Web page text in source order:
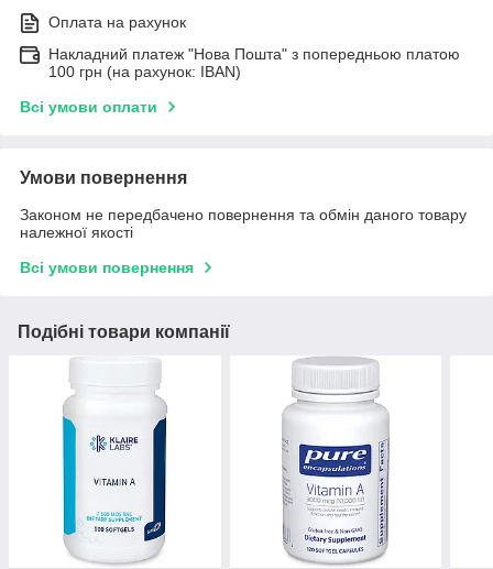
Оплата на рахунок
Накладний платеж "Нова Пошта" з попередньою платою
100 грн (на рахунок: IBAN)
Всі умови оплати
Умови повернення
Законом не передбачено повернення та обмін даного товару
належної якості
Всі умови повернення
Подібні товари компанії